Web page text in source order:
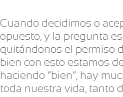
Cuando decidimos o
opuesto, y la pregunta
quitándonos el permiso
bien con esto estamos
haciendo “bien”, hay
toda nuestra vida, tanto